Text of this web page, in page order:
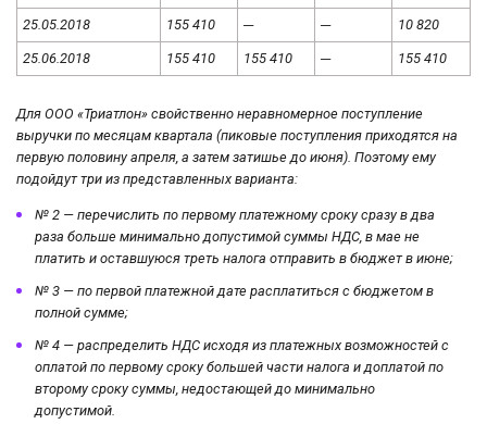
25.05.2018 155 410 ─ ─ 10 820
25.06.2018 155 410 155 410 ─ 155 410
Для ООО «Триатлон» свойственно неравномерное поступление
выручки по месяцам квартала (пиковые поступления приходятся на
первую половину апреля, а затем затишье до июня). Поэтому ему
подойдут три из представленных варианта:
№ 2 — перечислить по первому платежному сроку сразу в два
раза больше минимально допустимой суммы НДС, в мае не
платить и оставшуюся треть налога отправить в бюджет в июне;
№ 3 — по первой платежной дате расплатиться с бюджетом в
полной сумме;
№ 4 — распределить НДС исходя из платежных возможностей с
оплатой по первому сроку большей части налога и доплатой по
второму сроку суммы, недостающей до минимально
допустимой.